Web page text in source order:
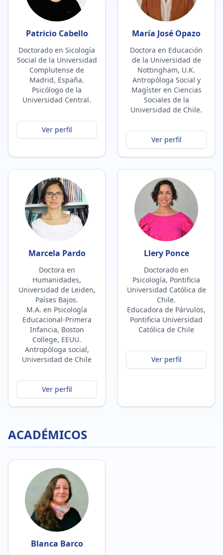
Patricio Cabello
Doctorado en Sicología
Social de la Universidad
Complutense de
Madrid, España.
Psicólogo de la
Universidad Central.
Ver perfil
María José Opazo
Doctora en Educación
de la Universidad de
Nottingham, U.K.
Antropóloga Social y
Magíster en Ciencias
Sociales de la
Universidad de Chile.
Ver perfil
Marcela Pardo
Doctora en
Humanidades,
Universidad de Leiden,
Países Bajos.
M.A. en Psicología
Educacional-Primera
Infancia, Boston
College, EEUU.
Antropóloga social,
Universidad de Chile
Ver perfil
Llery Ponce
Doctorado en
Psicología, Pontificia
Universidad Católica de
Chile.
Educadora de Párvulos,
Pontificia Universidad
Católica de Chile
Ver perfil
ACADÉMICOS
Blanca Barco